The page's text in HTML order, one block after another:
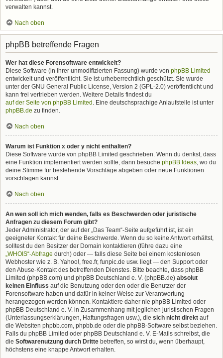
verwalten kannst.
Nach oben
phpBB betreffende Fragen
Wer hat diese Forensoftware entwickelt?
Diese Software (in ihrer unmodifizierten Fassung) wurde von phpBB Limited
entwickelt und veröffentlicht. Sie ist urheberrechtlich geschützt. Sie wurde
unter der GNU General Public License, Version 2 (GPL-2.0) veröffentlicht und
kann frei vertrieben werden. Weitere Details findest du
auf der Seite von phpBB Limited . Eine deutschsprachige Anlaufstelle ist unter
phpBB.de zu finden.
Nach oben
Warum ist Funktion x oder y nicht enthalten?
Diese Software wurde von phpBB Limited geschrieben. Wenn du denkst, dass
eine Funktion implementiert werden sollte, dann besuche phpBB Ideas, wo du
deine Stimme für bestehende Vorschläge abgeben oder neue Funktionen
vorschlagen kannst.
Nach oben
An wen soll ich mich wenden, falls es Beschwerden oder juristische
Anfragen zu diesem Forum gibt?
Jeder Administrator, der auf der „Das Team“-Seite aufgeführt ist, ist ein
geeigneter Kontakt für deine Beschwerde. Wenn du so keine Antwort erhältst,
solltest du den Besitzer der Domain kontaktieren (führe dazu eine
„WHOIS“-Abfrage durch) oder — falls diese Seite bei einem kostenlosen
Webhoster wie z. B. Yahoo!, free.fr, funpic.de usw. liegt — den Support oder
den Abuse-Kontakt des betreffenden Dienstes. Bitte beachte, dass phpBB
Limited (phpBB.com) und phpBB Deutschland e. V. (phpBB.de) absolut
keinen Einfluss auf die Benutzung oder den oder die Benutzer der
Forensoftware haben und dafür in keiner Weise zur Verantwortung
herangezogen werden können. Kontaktiere daher nie phpBB Limited oder
phpBB Deutschland e. V. in Zusammenhang mit jeglichen juristischen Fragen
(Unterlassungserklärungen, Haftungsfragen usw.), die sich nicht direkt auf
die Websiten phpbb.com, phpbb.de oder die phpBB-Software selbst beziehen.
Falls du phpBB Limited oder phpBB Deutschland e. V. E-Mails schreibst, die
die Softwarenutzung durch Dritte betreffen, so wirst du, wenn überhaupt,
höchstens eine knappe Antwort erhalten.